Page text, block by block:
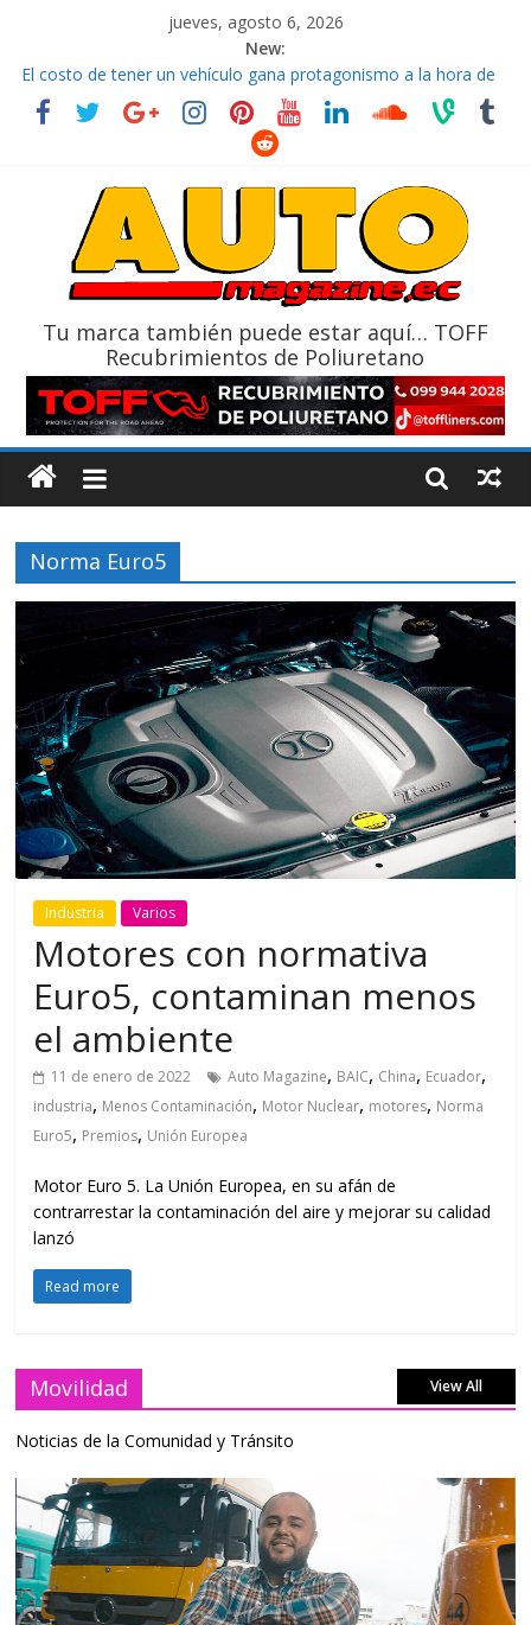
jueves, agosto 6, 2026
New:
El costo de tener un vehículo gana protagonismo a la hora de
decidir
Ultima película ‘Spider‑Man: Brand New Day’ pone en escena a
La Vuelta al Ecuador 2026, edición 47ª, recorre 7 provincias en 8
La FEDAK recibe 12 Sinotruk Bolden para cubrir las rutas de La
Tu marca también puede estar aquí… TOFF
Recubrimientos de Poliuretano
Norma Euro5
Industria Varios
Motores con normativa
Euro5, contaminan menos
el ambiente
11 de enero de 2022 Auto Magazine, BAIC, China, Ecuador,
industria, Menos Contaminación, Motor Nuclear, motores, Norma
Euro5, Premios, Unión Europea
Motor Euro 5. La Unión Europea, en su afán de
contrarrestar la contaminación del aire y mejorar su calidad
lanzó
Read more
Movilidad View All
Noticias de la Comunidad y Tránsito